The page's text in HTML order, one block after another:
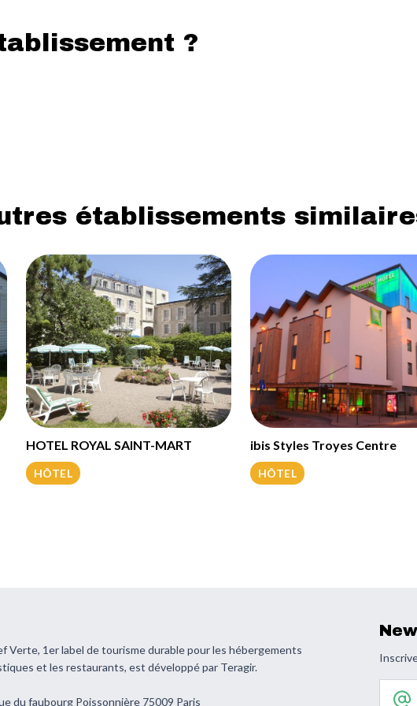
?
établissements
HOTEL ROYAL SAINT-MART
HÔTEL
ibis Styles Troyes Centre
HÔTEL
Verte, 1er label de tourisme durable pour les hébergements
et les restaurants, est développé par Teragir.
du faubourg Poissonnière 75009 Paris